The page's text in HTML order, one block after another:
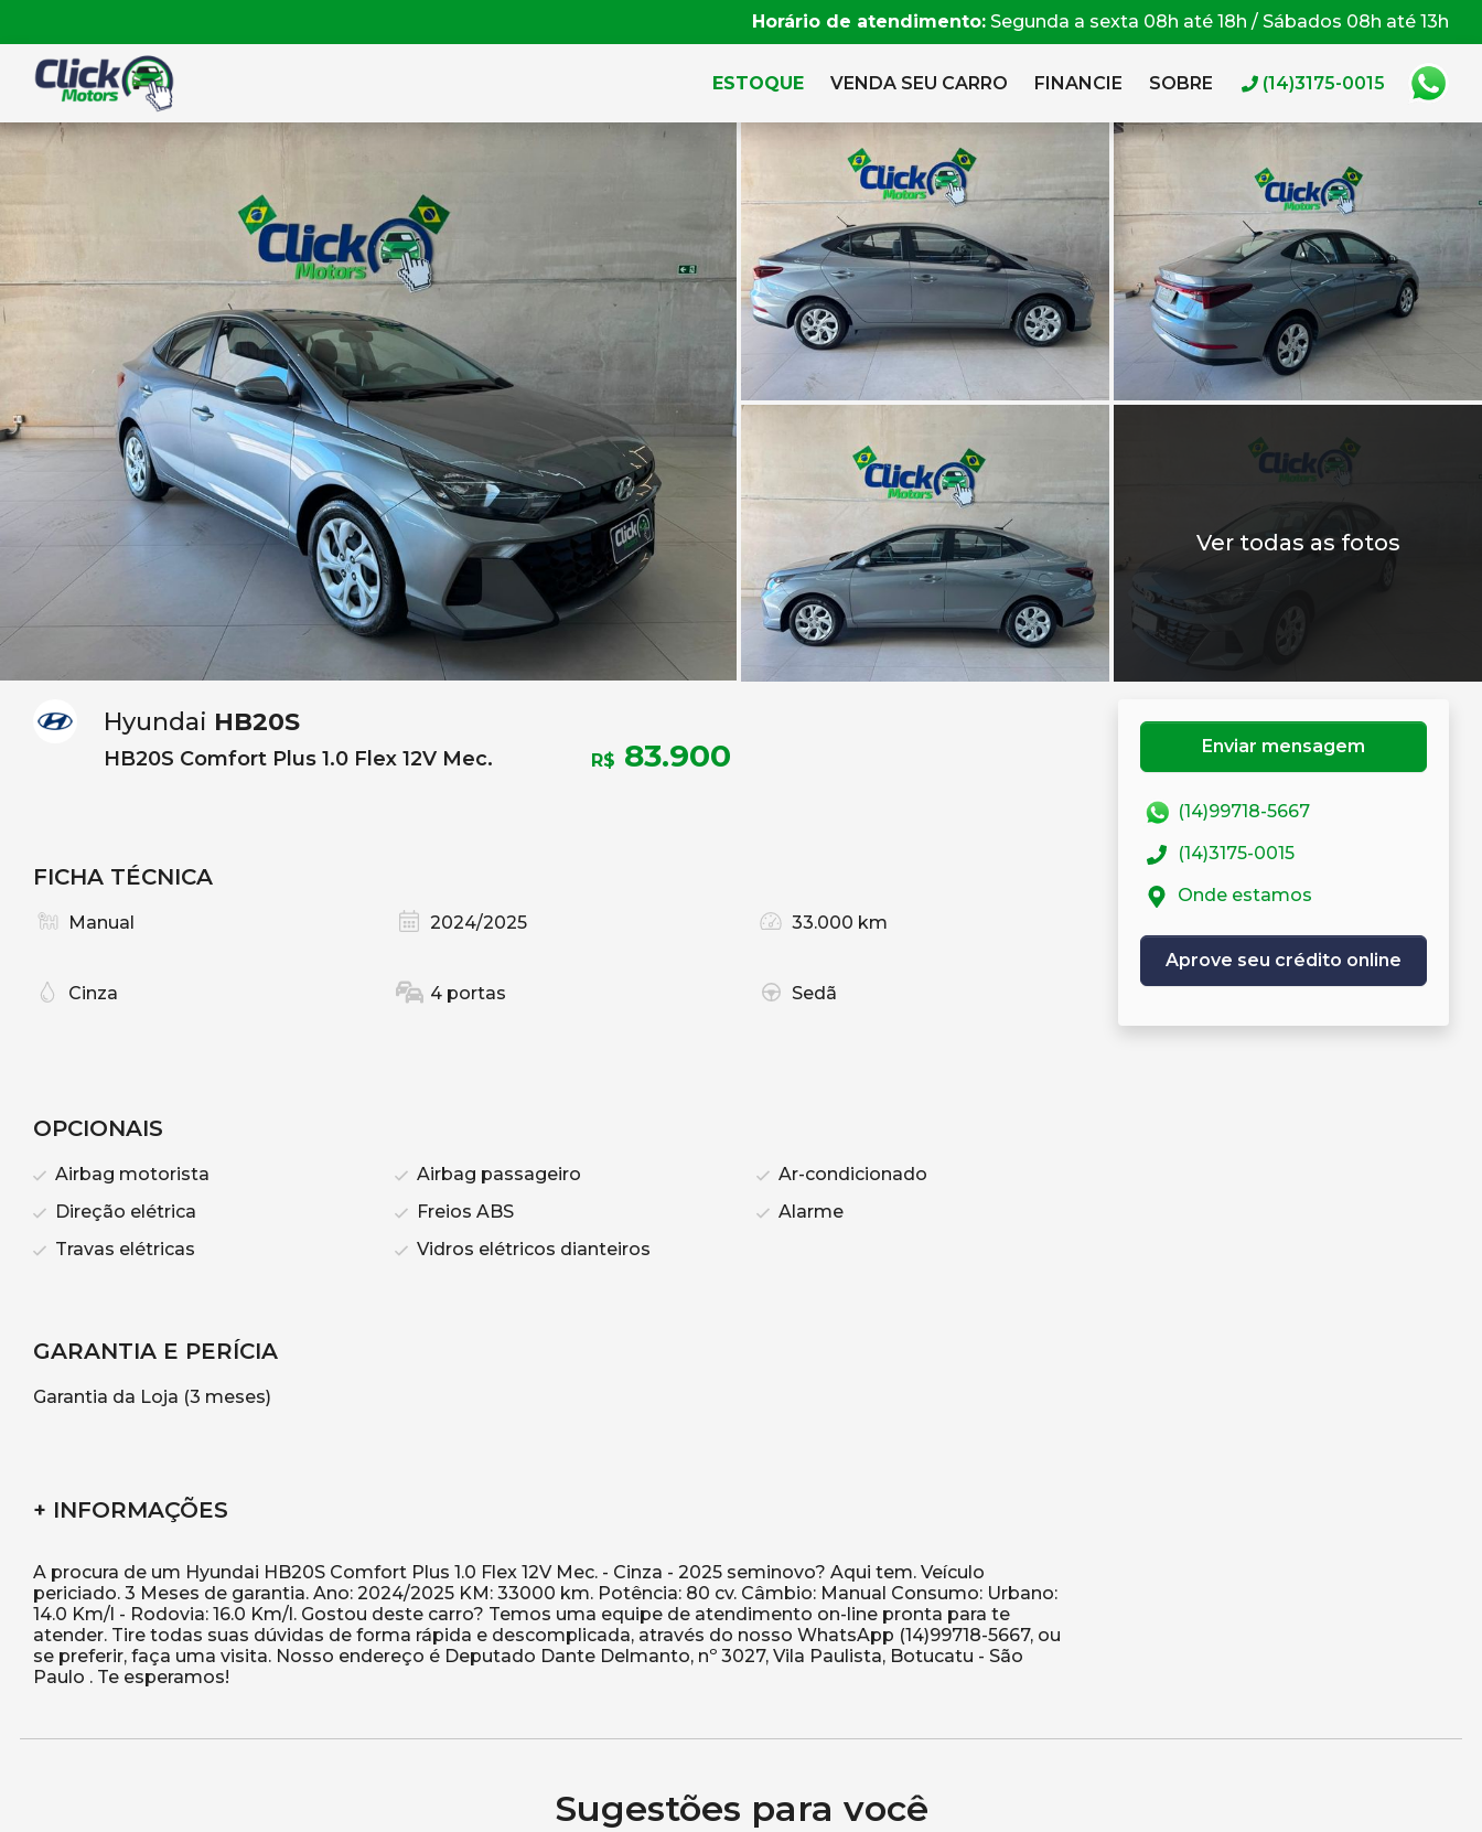
Horário de atendimento: Segunda a sexta 08h até 18h / Sábados 08h até 13h
ESTOQUE VENDA SEU CARRO FINANCIE SOBRE (14)3175-0015
Ver todas as fotos
Hyundai HB20S
HB20S Comfort Plus 1.0 Flex 12V Mec. R$ 83.900
FICHA TÉCNICA
Manual 2024/2025 33.000 km
Cinza 4 portas Sedã
OPCIONAIS
Airbag motorista Airbag passageiro
Ar-condicionado
Direção elétrica
Freios ABS
Alarme
Travas elétricas
Vidros elétricos dianteiros
GARANTIA E PERÍCIA
Garantia da Loja (3 meses)
+ INFORMAÇÕES
A procura de um Hyundai HB20S Comfort Plus 1.0 Flex 12V Mec. - Cinza - 2025 seminovo? Aqui tem. Veículo
periciado. 3 Meses de garantia. Ano: 2024/2025 KM: 33000 km. Potência: 80 cv. Câmbio: Manual Consumo: Urbano:
14.0 Km/l - Rodovia: 16.0 Km/l. Gostou deste carro? Temos uma equipe de atendimento on-line pronta para te
atender. Tire todas suas dúvidas de forma rápida e descomplicada, através do nosso WhatsApp (14)99718-5667, ou
se preferir, faça uma visita. Nosso endereço é Deputado Dante Delmanto, nº 3027, Vila Paulista, Botucatu - São
Enviar mensagem
(14)99718-5667
(14)3175-0015
Onde estamos
Aprove seu crédito online
Sugestões para você